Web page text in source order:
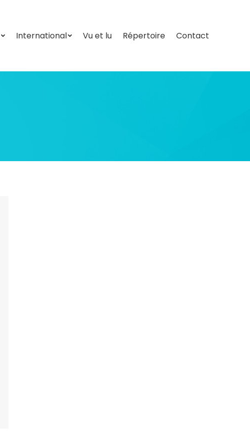
International Vu et lu Répertoire Contact